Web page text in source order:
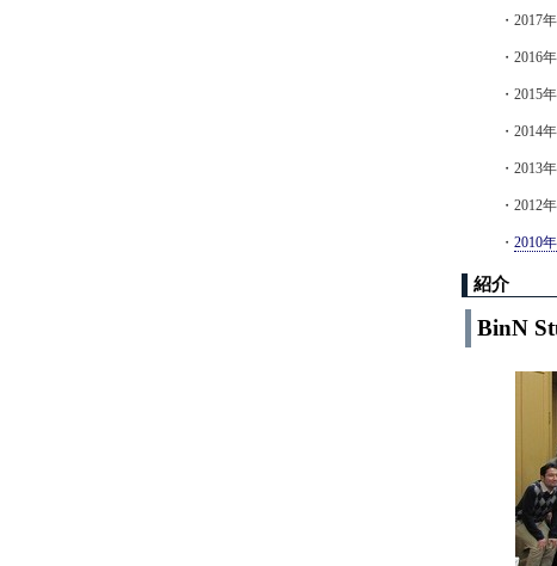
・2017
・2016
・2015
・2014
・2013
・2012
・ 2010
紹介
BinN